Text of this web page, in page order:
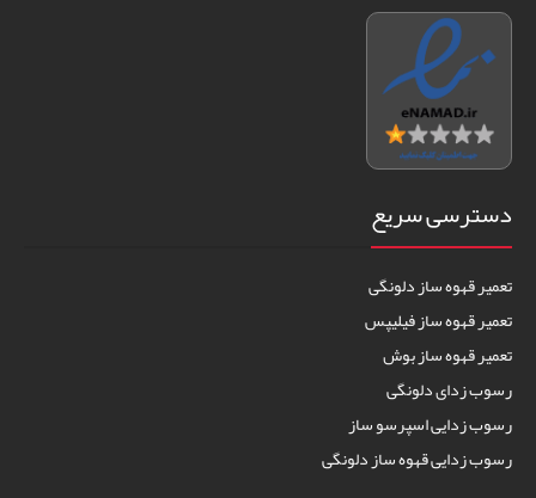
دسترسی سریع
تعمیر قهوه ساز دلونگی
تعمیر قهوه ساز فیلیپس
تعمیر قهوه ساز بوش
رسوب زدای دلونگی
رسوب زدایی اسپرسو ساز
رسوب زدایی قهوه ساز دلونگی